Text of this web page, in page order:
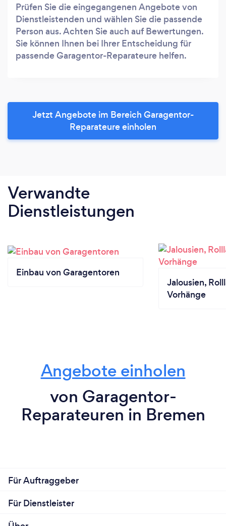
Prüfen Sie die eingegangenen Angebote von
Dienstleistenden und wählen Sie die passende
Person aus. Achten Sie auch auf Bewertungen.
Sie können Ihnen bei Ihrer Entscheidung für
passende Garagentor-Reparateure helfen.
Jetzt Angebote im Bereich Garagentor-
Reparateure einholen
Verwandte
Dienstleistungen
Einbau von Garagentoren
Jalousien,
Vorhänge
Angebote einholen
von Garagentor-
Reparateuren in Bremen
Für Auftraggeber
Für Dienstleister